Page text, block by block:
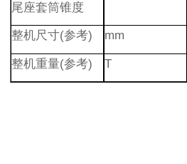
尾座套筒锥度
整机尺寸(参考) mm
整机重量(参考) T